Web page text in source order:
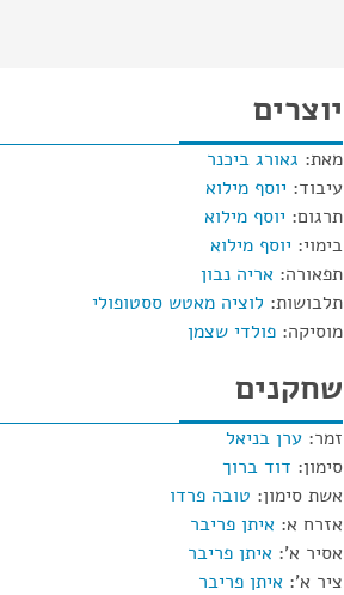
יוצרים
מאת: גאורג ביכנר
עיבוד: יוסף מילוא
תרגום: יוסף מילוא
בימוי: יוסף מילוא
תפאורה: אריה נבון
תלבושות: לוציה מאטש ססטופולי
מוסיקה: פולדי שצמן
שחקנים
זמר: ערן בניאל
סימון: דוד ברוך
אשת סימון: טובה פרדו
אזרח א: איתן פריבר
אסיר א': איתן פריבר
ציר א': איתן פריבר